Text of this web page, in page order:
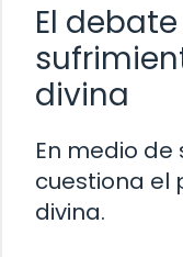
El
divina
En medio de
cuestiona el
divina.